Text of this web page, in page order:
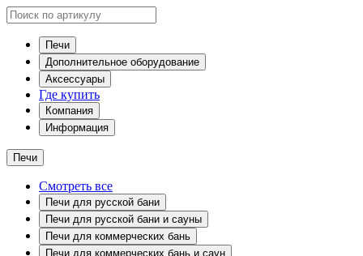
Печи
Дополнительное оборудование
Аксессуары
Где купить
Компания
Информация
Печи
Смотреть все
Печи для русской бани
Печи для русской бани и сауны
Печи для коммерческих бань
Печи для коммерческих бань и саун